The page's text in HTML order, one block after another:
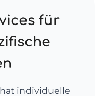
für
individuelle